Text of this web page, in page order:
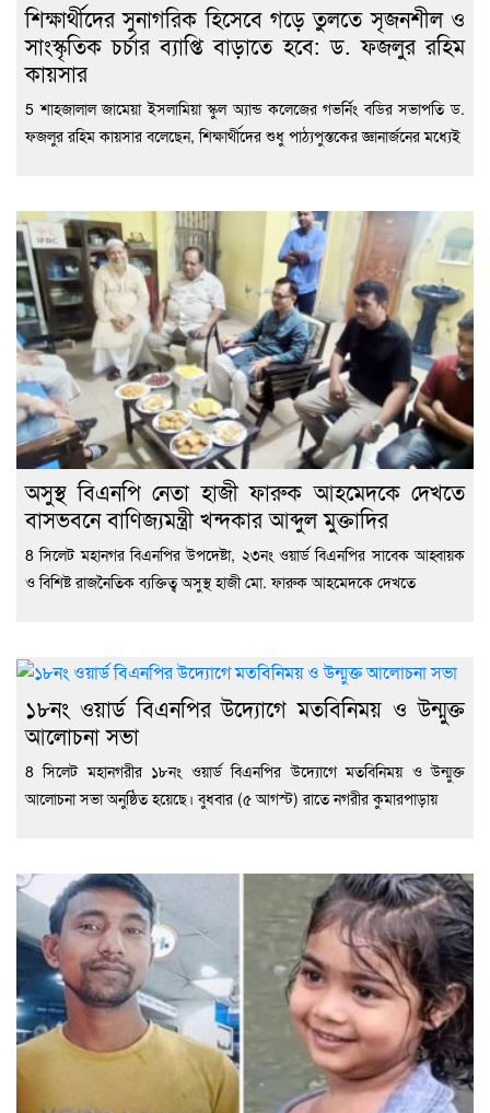
শিক্ষার্থীদের সুনাগরিক হিসেবে গড়ে তুলতে সৃজনশীল ও
সাংস্কৃতিক চর্চার ব্যাপ্তি বাড়াতে হবে: ড. ফজলুর রহিম
কায়সার
5 শাহজালাল জামেয়া ইসলামিয়া স্কুল অ্যান্ড কলেজের গভর্নিং বডির সভাপতি ড.
ফজলুর রহিম কায়সার বলেছেন, শিক্ষার্থীদের শুধু পাঠ্যপুস্তকের জ্ঞানার্জনের মধ্যেই
অসুস্থ বিএনপি নেতা হাজী ফারুক আহমেদকে দেখতে
বাসভবনে বাণিজ্যমন্ত্রী খন্দকার আব্দুল মুক্তাদির
8 সিলেট মহানগর বিএনপির উপদেষ্টা, ২৩নং ওয়ার্ড বিএনপির সাবেক আহ্বায়ক
ও বিশিষ্ট রাজনৈতিক ব্যক্তিত্ব অসুস্থ হাজী মো. ফারুক আহমেদকে দেখতে
১৮নং ওয়ার্ড বিএনপির উদ্যোগে মতবিনিময় ও উন্মুক্ত
আলোচনা সভা
8 সিলেট মহানগরীর ১৮নং ওয়ার্ড বিএনপির উদ্যোগে মতবিনিময় ও উন্মুক্ত
আলোচনা সভা অনুষ্ঠিত হয়েছে। বুধবার (৫ আগস্ট) রাতে নগরীর কুমারপাড়ায়